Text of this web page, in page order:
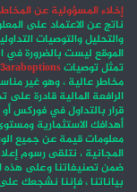
إخلاء المسؤولية عن
ناتج عن الاعتماد على
والتحليل والتوصيات
الموقع ليست بالضرورة في
تمثل توصيات3araboptions
مخاطر عالية ، وهو غير
الرافعة المالية قادرة
قرار بالتداول في فوركس
أهدافك الاستثمارية
معلومات قيمة عن جميع
المجانية ، نتلقى رسوم
ضمن تصنيفاتنا وعلى هذه
بياناتنا ، فإننا نشجعك